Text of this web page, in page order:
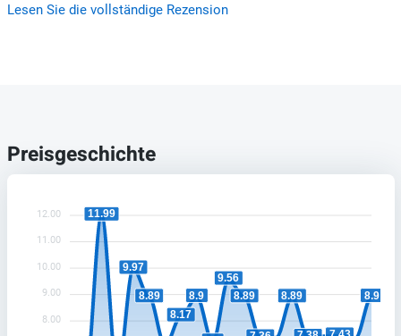
Lesen Sie die vollständige Rezension
Preisgeschichte
12.00
11.00
10.00
9.00
8.00
11.99
9.97
8.89
8.17
8.9
9.56
8.89
8.89 8.9